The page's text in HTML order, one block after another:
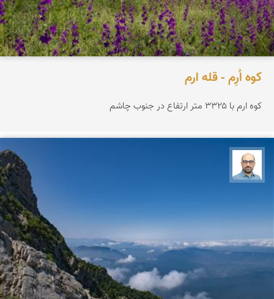
کوه اُرِم - قله ارم
کوه ارم با ۳۳۲۵ متر ارتفاع در جنوب چاشم